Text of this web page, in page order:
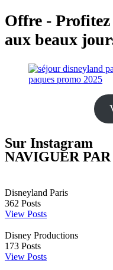
Offre -
aux beaux
Sur Instagram
NAVIGUER
Disneyland Paris
362 Posts
View Posts
Disney Productions
173 Posts
View Posts